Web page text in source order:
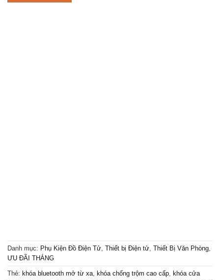
Danh mục: Phụ Kiện Đồ Điện Tử, Thiết bị Điện tử, Thiết Bị Văn Phòng,
ƯU ĐÃI THÁNG
Thẻ: khóa bluetooth mở từ xa, khóa chống trộm cao cấp, khóa cửa